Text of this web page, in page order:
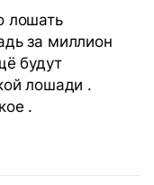
лошать
за миллион
будут
лошади .
.